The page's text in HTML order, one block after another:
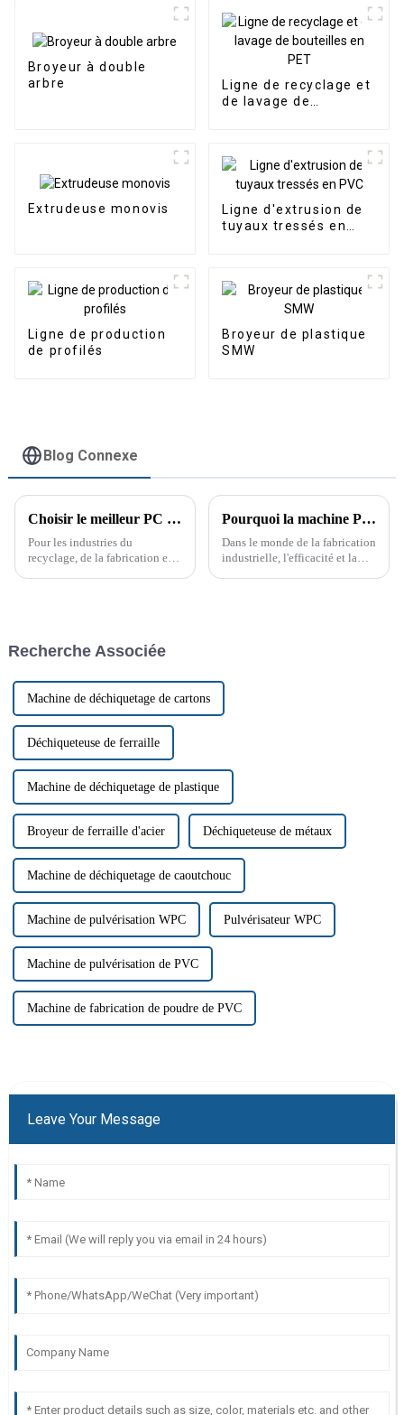
Broyeur à double
arbre
Ligne de recyclage et
de lavage de
Extrudeuse monovis
Ligne d'extrusion de
tuyaux tressés en
Ligne de production
de profilés
Broyeur de plastique
SMW
Blog Connexe
Choisir le meilleur PC Strong Crusher pour votre entreprise
Pour les industries du
recyclage, de la fabrication et
réduction des déchets
Pourquoi la machine PC Strong Crusher change la donne
Dans le monde de la fabrication
industrielle, l'efficacité et la
Recherche Associée
Machine de déchiquetage de cartons
Déchiqueteuse de ferraille
Machine de déchiquetage de plastique
Broyeur de ferraille d'acier Déchiqueteuse de métaux
Machine de déchiquetage de caoutchouc
Machine de pulvérisation WPC Pulvérisateur WPC
Machine de pulvérisation de PVC
Machine de fabrication de poudre de PVC
Leave Your Message